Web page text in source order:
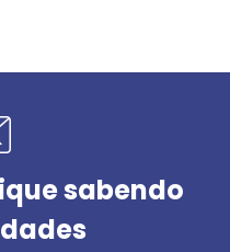
sabendo